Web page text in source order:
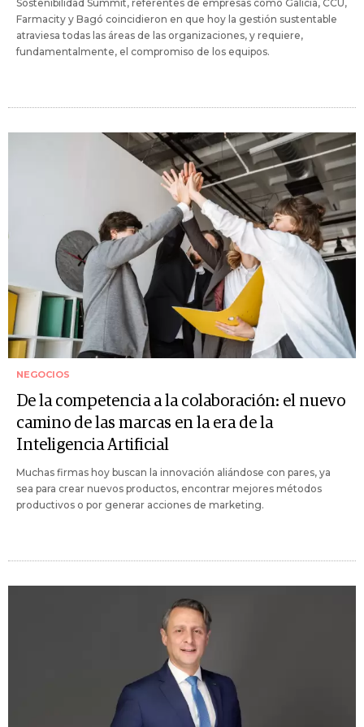
Sostenibilidad Summit, referentes de empresas como Galicia, CCU,
Farmacity y Bagó coincidieron en que hoy la gestión sustentable
atraviesa todas las áreas de las organizaciones, y requiere,
fundamentalmente, el compromiso de los equipos.
NEGOCIOS
De la competencia a la colaboración: el nuevo
camino de las marcas en la era de la
Inteligencia Artificial
Muchas firmas hoy buscan la innovación aliándose con pares, ya
sea para crear nuevos productos, encontrar mejores métodos
productivos o por generar acciones de marketing.